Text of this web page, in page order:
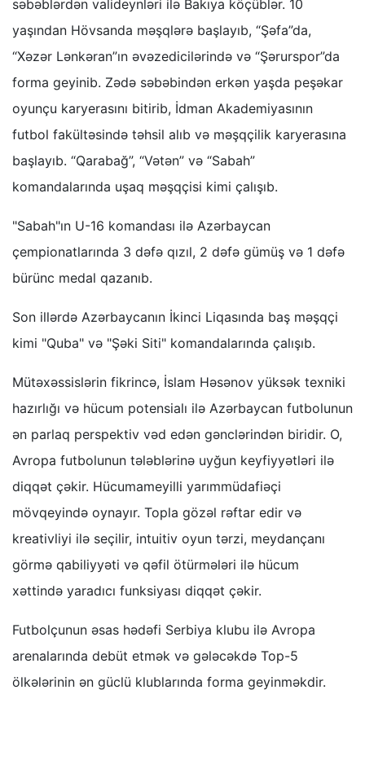
səbəblərdən valideynləri ilə Bakıya köçüblər. 10
yaşından Hövsanda məşqlərə başlayıb, “Şəfa”da,
“Xəzər Lənkəran”ın əvəzedicilərində və “Şərurspor”da
forma geyinib. Zədə səbəbindən erkən yaşda peşəkar
oyunçu karyerasını bitirib, İdman Akademiyasının
futbol fakültəsində təhsil alıb və məşqçilik karyerasına
başlayıb. “Qarabağ”, “Vətən” və “Sabah”
komandalarında uşaq məşqçisi kimi çalışıb.
"Sabah"ın U-16 komandası ilə Azərbaycan
çempionatlarında 3 dəfə qızıl, 2 dəfə gümüş və 1 dəfə
bürünc medal qazanıb.
Son illərdə Azərbaycanın İkinci Liqasında baş məşqçi
kimi "Quba" və "Şəki Siti" komandalarında çalışıb.
Mütəxəssislərin fikrincə, İslam Həsənov yüksək texniki
hazırlığı və hücum potensialı ilə Azərbaycan futbolunun
ən parlaq perspektiv vəd edən gənclərindən biridir. O,
Avropa futbolunun tələblərinə uyğun keyfiyyətləri ilə
diqqət çəkir. Hücumameyilli yarımmüdafiəçi
mövqeyində oynayır. Topla gözəl rəftar edir və
kreativliyi ilə seçilir, intuitiv oyun tərzi, meydançanı
görmə qabiliyyəti və qəfil ötürmələri ilə hücum
xəttində yaradıcı funksiyası diqqət çəkir.
Futbolçunun əsas hədəfi Serbiya klubu ilə Avropa
arenalarında debüt etmək və gələcəkdə Top-5
ölkələrinin ən güclü klublarında forma geyinməkdir.